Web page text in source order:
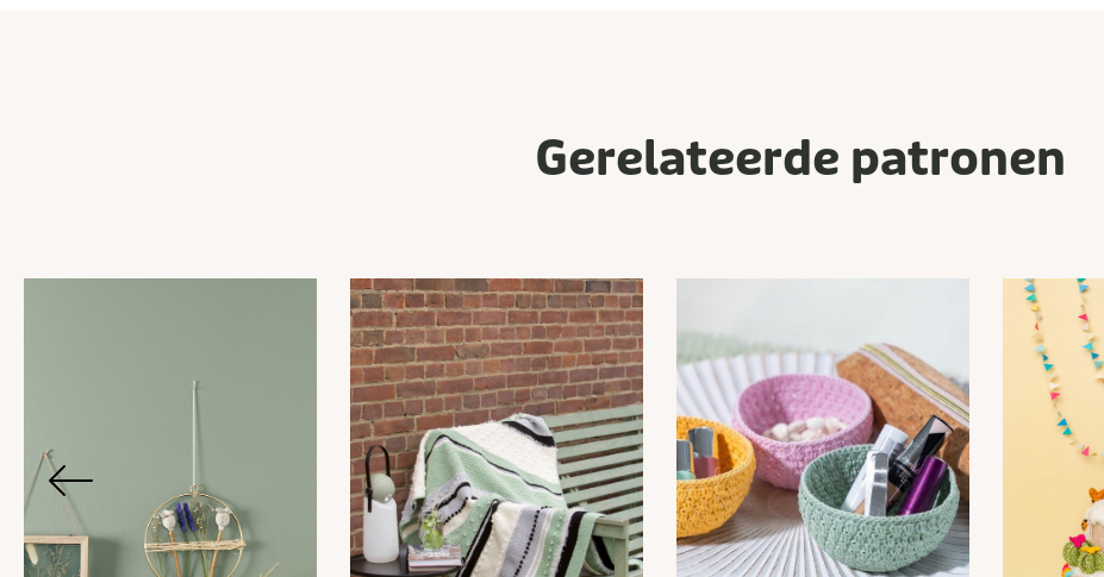
Gerelateerde patronen